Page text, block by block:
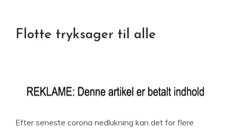
Flotte tryksager til alle
Efter seneste corona nedlukning kan det for flere